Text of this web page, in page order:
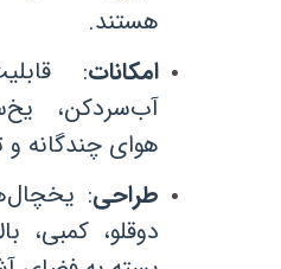
هستند.
امکانات:
آب‌سردکن،
هوای چندگانه و
طراحی:
دوقلو، کمبی،